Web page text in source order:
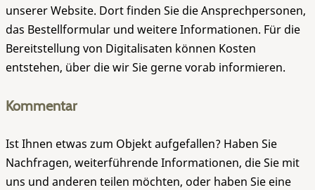
unserer Website. Dort finden Sie die Ansprechpersonen,
das Bestellformular und weitere Informationen. Für die
Bereitstellung von Digitalisaten können Kosten
entstehen, über die wir Sie gerne vorab informieren.
Kommentar
Ist Ihnen etwas zum Objekt aufgefallen? Haben Sie
Nachfragen, weiterführende Informationen, die Sie mit
uns und anderen teilen möchten, oder haben Sie eine